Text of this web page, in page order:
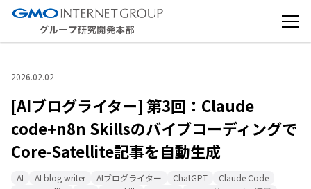
2026.02.02
[AIブログライター] 第3回：Claude
code+n8n Skillsのバイブコーディングで
Core-Satellite記事を自動生成
AI AI blog writer AIブログライター ChatGPT
Claude Code